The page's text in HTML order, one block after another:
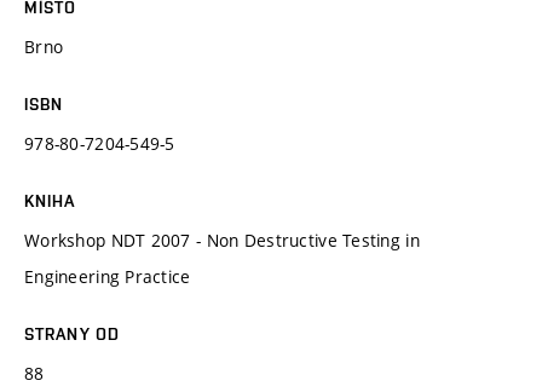
MÍSTO
Brno
ISBN
978-80-7204-549-5
KNIHA
Workshop NDT 2007 - Non Destructive Testing in
Engineering Practice
STRANY OD
88